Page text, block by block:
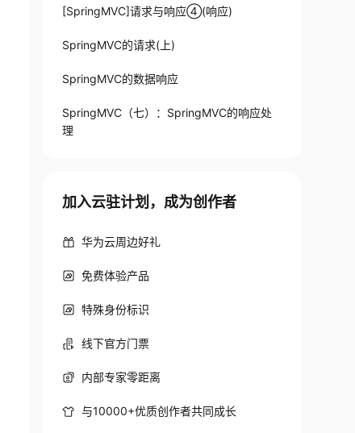
[SpringMVC]请求与响应④(响应)
SpringMVC的请求(上)
SpringMVC的数据响应
SpringMVC（七）：SpringMVC的响应处
理
加入云驻计划，成为创作者
华为云周边好礼
免费体验产品
特殊身份标识
线下官方门票
内部专家零距离
与10000+优质创作者共同成长